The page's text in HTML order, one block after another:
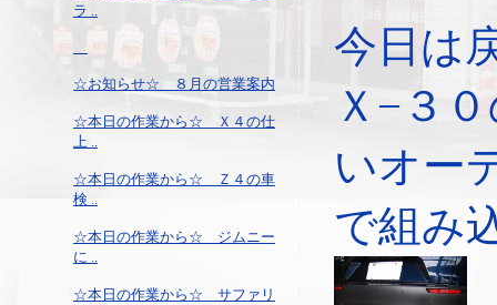
ラ ..
☆お知らせ☆ ８月の営業案内
☆本日の作業から☆ Ｘ４の仕
上 ..
☆本日の作業から☆ Ｚ４の車
検 ..
☆本日の作業から☆ ジムニー
に ..
☆本日の作業から☆ サファリ
今日は
Ｘ−３
いオー
で組み